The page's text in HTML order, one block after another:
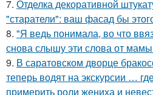
7. Отделка декоративной
"старатели": ваш фасад бы
8. "Я ведь понимала, во что
снова слышу эти слова от
9. В саратовском дворце
теперь водят на экскурсии …
примерить роли жениха и